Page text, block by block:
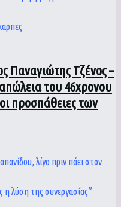
Παναγιώτης Τζένος –
του 46χρονου
προσπάθειες των